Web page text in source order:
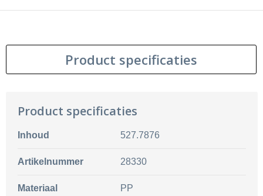
Product specificaties
Product specificaties
Inhoud 527.7876
Artikelnummer 28330
Materiaal PP